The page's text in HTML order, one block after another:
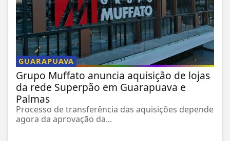
GUARAPUAVA
Grupo Muffato anuncia aquisição de lojas
da rede Superpão em Guarapuava e
Palmas
Processo de transferência das aquisições depende
agora da aprovação da...